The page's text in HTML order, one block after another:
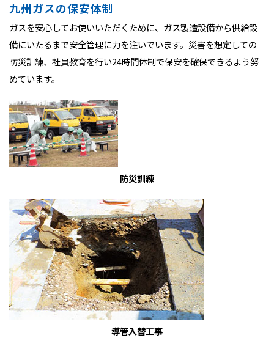
九州ガスの保安体制
ガスを安心してお使いいただくために、ガス製造設備から供給設
備にいたるまで安全管理に力を注いでいます。 災害を想定しての
防災訓練、社員教育を行い24時間体制で保安を確保できるよう努
めています。
防災訓練
導管入替工事